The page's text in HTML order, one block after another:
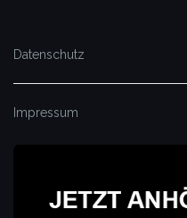
Datenschutz
Impressum